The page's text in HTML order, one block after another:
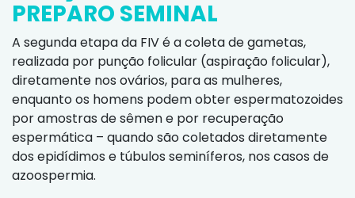
PREPARO SEMINAL
A segunda etapa da FIV é a coleta de gametas,
realizada por punção folicular (aspiração folicular),
diretamente nos ovários, para as mulheres,
enquanto os homens podem obter espermatozoides
por amostras de sêmen e por recuperação
espermática – quando são coletados diretamente
dos epidídimos e túbulos seminíferos, nos casos de
azoospermia.